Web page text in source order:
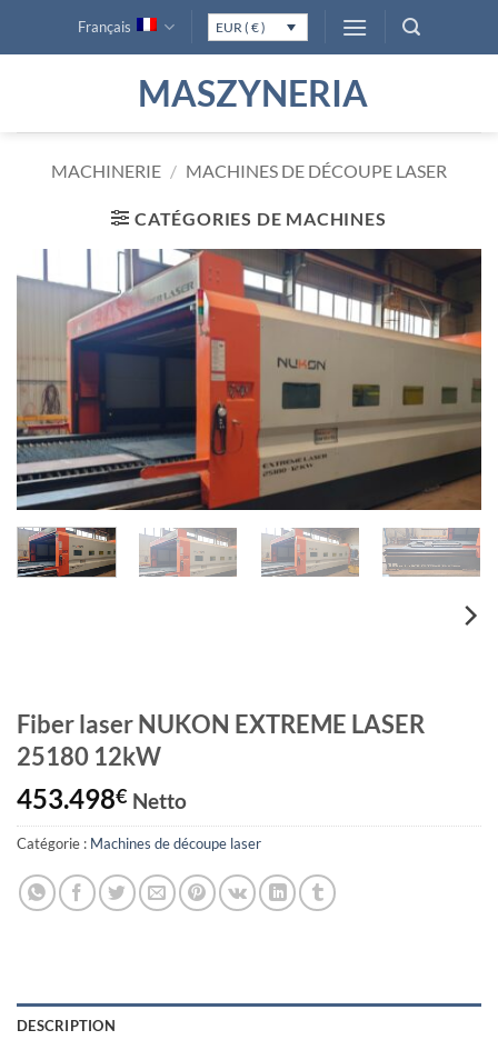
Français EUR ( € )
MASZYNERIA
MACHINERIE / MACHINES DE DÉCOUPE LASER
CATÉGORIES DE MACHINES
Fiber laser NUKON EXTREME LASER
25180 12kW
453.498€ Netto
Catégorie : Machines de découpe laser
DESCRIPTION